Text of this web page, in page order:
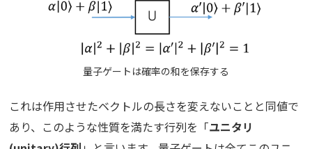
量子ゲートは確率の和を保存する
これは作用させたベクトルの長さを変えないことと同値で
あり、このような性質を満たす行列を「ユニタリ